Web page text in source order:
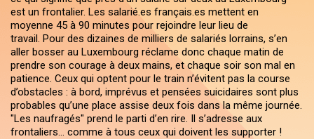
est un frontalier. Les salarié.es français.es mettent en
moyenne 45 à 90 minutes pour rejoindre leur lieu de
travail. Pour des dizaines de milliers de salariés lorrains, s’en
aller bosser au Luxembourg réclame donc chaque matin de
prendre son courage à deux mains, et chaque soir son mal en
patience. Ceux qui optent pour le train n’évitent pas la course
d’obstacles : à bord, imprévus et pensées suicidaires sont plus
probables qu’une place assise deux fois dans la même journée.
"Les naufragés" prend le parti d’en rire. Il s’adresse aux
frontaliers… comme à tous ceux qui doivent les supporter !